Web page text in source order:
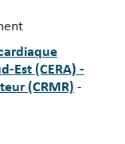
Est (CERA) -
(CRMR) -